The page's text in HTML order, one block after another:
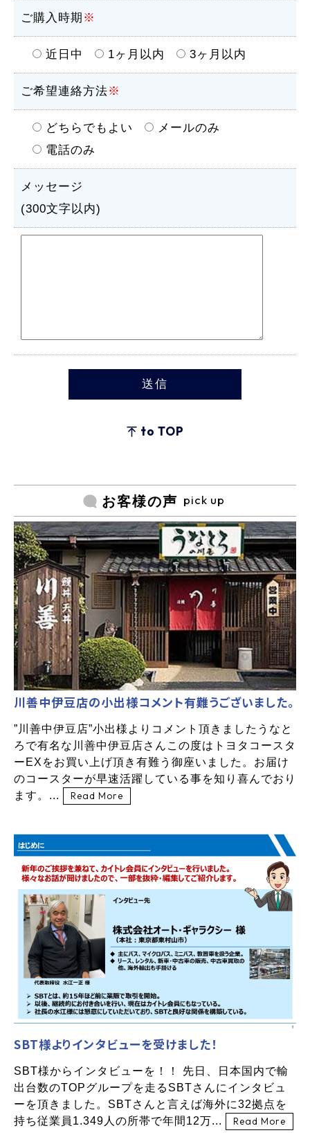
ご購入時期 ※
近日中 1ヶ月以内 3ヶ月以内
ご希望連絡方法※
どちらでもよい
メールのみ
電話のみ
メッセージ
(300文字以内)
to TOP
お客様の声 pick up
川善中伊豆店の小出様コメント有難うございました。
”川善中伊豆店”小出様よりコメント頂きましたうなと
ろで有名な川善中伊豆店さんこの度はトヨタコースタ
ーEXをお買い上げ頂き有難う御座いました。お届け
のコースターが早速活躍している事を知り喜んでおり
ます。...
Read More
SBT様よりインタビューを受けました！
SBT様からインタビューを！！ 先日、日本国内で輸
出台数のTOPグループを走るSBTさんにインタビュ
ーを頂きました。SBTさんと言えば海外に32拠点を
持ち従業員1.349人の所帯で年間12万...
Read More